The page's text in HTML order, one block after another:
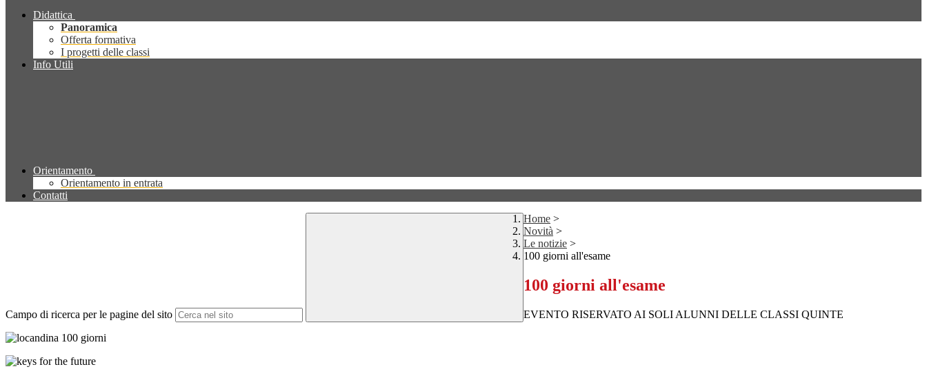
Didattica
Panoramica
Offerta formativa
I progetti delle classi
Info Utili
Orientamento
Orientamento in entrata
Contatti
Campo di ricerca per le pagine del sito
Home >
Novità >
Le notizie >
100 giorni all'esame
100 giorni all'esame
EVENTO RISERVATO AI SOLI ALUNNI DELLE CLASSI QUINTE